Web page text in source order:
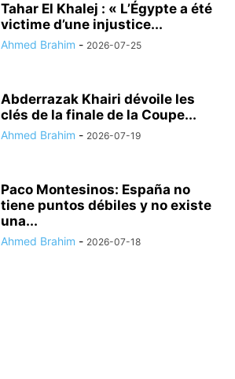
Tahar El Khalej : « L’Égypte a été
victime d’une injustice...
Ahmed Brahim - 2026-07-25
Abderrazak Khairi dévoile les
clés de la finale de la Coupe...
Ahmed Brahim - 2026-07-19
Paco Montesinos: España no
tiene puntos débiles y no existe
una...
Ahmed Brahim - 2026-07-18